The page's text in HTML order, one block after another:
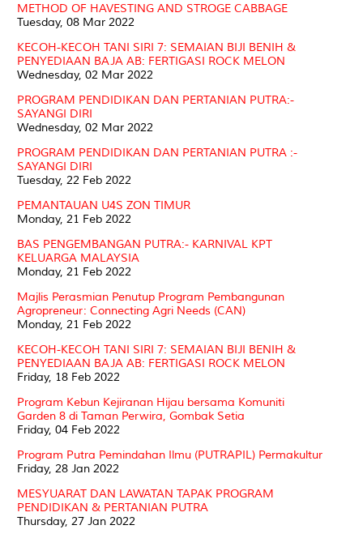
METHOD OF HAVESTING AND STROGE CABBAGE
Tuesday, 08 Mar 2022
KECOH-KECOH TANI SIRI 7: SEMAIAN BIJI BENIH &
PENYEDIAAN BAJA AB: FERTIGASI ROCK MELON
Wednesday, 02 Mar 2022
PROGRAM PENDIDIKAN DAN PERTANIAN PUTRA:-
SAYANGI DIRI
Wednesday, 02 Mar 2022
PROGRAM PENDIDIKAN DAN PERTANIAN PUTRA :-
SAYANGI DIRI
Tuesday, 22 Feb 2022
PEMANTAUAN U4S ZON TIMUR
Monday, 21 Feb 2022
BAS PENGEMBANGAN PUTRA:- KARNIVAL KPT
KELUARGA MALAYSIA
Monday, 21 Feb 2022
Majlis Perasmian Penutup Program Pembangunan
Agropreneur: Connecting Agri Needs (CAN)
Monday, 21 Feb 2022
KECOH-KECOH TANI SIRI 7: SEMAIAN BIJI BENIH &
PENYEDIAAN BAJA AB: FERTIGASI ROCK MELON
Friday, 18 Feb 2022
Program Kebun Kejiranan Hijau bersama Komuniti
Garden 8 di Taman Perwira, Gombak Setia
Friday, 04 Feb 2022
Program Putra Pemindahan Ilmu (PUTRAPIL) Permakultur
Friday, 28 Jan 2022
MESYUARAT DAN LAWATAN TAPAK PROGRAM
PENDIDIKAN & PERTANIAN PUTRA
Thursday, 27 Jan 2022